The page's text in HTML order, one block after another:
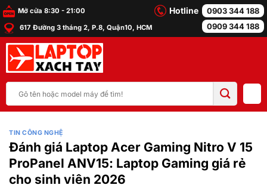
Bỏ
qua
nội
dung
Mở cửa 8:30 - 21:00
617 Đường 3 tháng 2, P.8, Quận10, HCM
Hotline
0903 344 188
0909 344 188
kiếm:
TIN CÔNG NGHỆ
Đánh giá Laptop Acer Gaming Nitro V 15
ProPanel ANV15: Laptop Gaming giá rẻ
cho sinh viên 2026